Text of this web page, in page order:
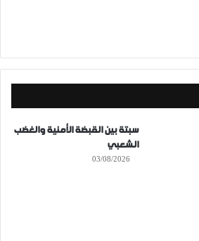
سبتة بين القبضة الأمنية والغضب
الشعبي
03/08/2026